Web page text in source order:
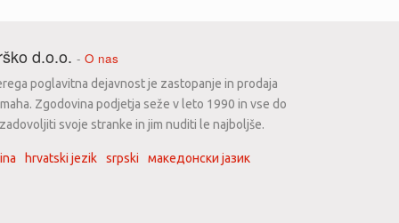
d.o.o. - O nas
poglavitna dejavnost je zastopanje in prodaja
Zgodovina podjetja seže v leto 1990 in vse do
svoje stranke in jim nuditi le najboljše.
hrvatski jezik srpski
македонски јазик